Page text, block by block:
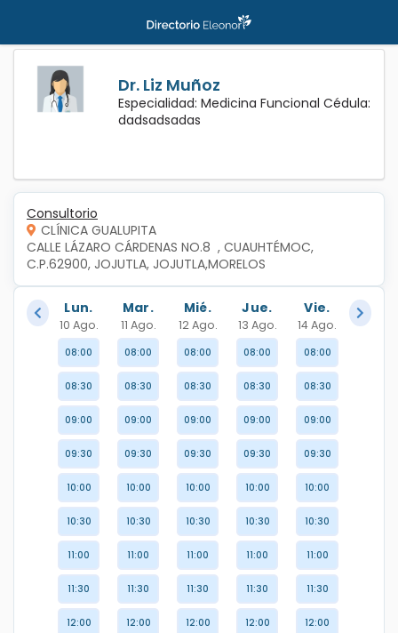
Dr. Liz Muñoz
Especialidad: Medicina Funcional Cédula:
dadsadsadas
Consultorio
CLÍNICA GUALUPITA
CALLE LÁZARO CÁRDENAS NO.8  , CUAUHTÉMOC,
C.P.62900, JOJUTLA, JOJUTLA,MORELOS
Lun.
10 Ago.
Mar.
11 Ago.
Mié.
12 Ago.
Jue.
13 Ago.
Vie.
14 Ago.
08:00
08:30
09:00
09:30
10:00
10:30
11:00
11:30
12:00
08:00
08:30
09:00
09:30
10:00
10:30
11:00
11:30
12:00
08:00
08:30
09:00
09:30
10:00
10:30
11:00
11:30
12:00
08:00
08:30
09:00
09:30
10:00
10:30
11:00
11:30
12:00
08:00
08:30
09:00
09:30
10:00
10:30
11:00
11:30
12:00